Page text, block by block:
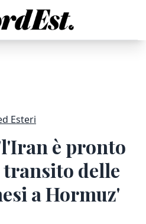
Esteri
è pronto
delle
a Hormuz'